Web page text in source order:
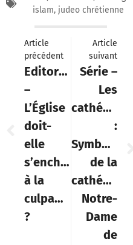
islam, judeo chrétienne
Article
précédent
Editorial
–
L’Église
doit-
elle
s’enchaîner
à la
culpabilité
?
Article
suivant
Série –
Les
cathédrales
:
Symbolique
de la
cathédrale
Notre-
Dame
de